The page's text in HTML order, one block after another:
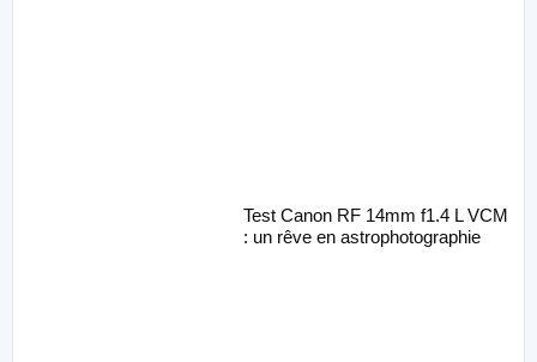
Test Canon RF 14mm f1.4 L VCM
: un rêve en astrophotographie